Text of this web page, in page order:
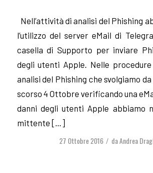
Nell’attività di analisi del Phishing
l’utilizzo del server eMail di
casella di Supporto per inviare
degli utenti Apple. Nelle
analisi del Phishing che svolgiamo
scorso 4 Ottobre verificando una
danni degli utenti Apple abbiamo
mittente […]
27 Ottobre 2016 / daAndrea